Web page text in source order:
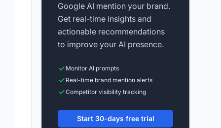
Google AI mention your brand.
Get real-time insights and
actionable recommendations
to improve your AI presence.
Monitor AI prompts
Real-time brand mention alerts
Competitor visibility tracking
Start 30-days free trial